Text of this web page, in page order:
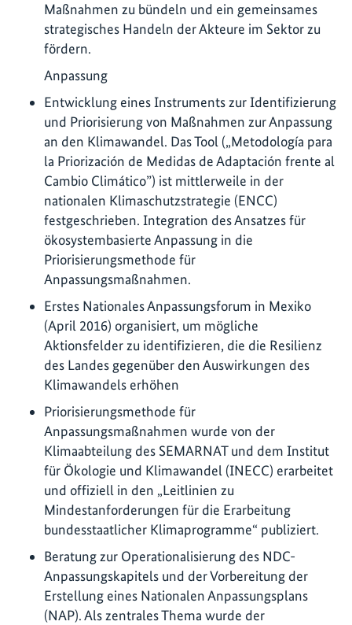
Maßnahmen zu bündeln und ein gemeinsames
strategisches Handeln der Akteure im Sektor zu
fördern.
Anpassung
Entwicklung eines Instruments zur Identifizierung
und Priorisierung von Maßnahmen zur Anpassung
an den Klimawandel. Das Tool („Metodología para
la Priorización de Medidas de Adaptación frente al
Cambio Climático”) ist mittlerweile in der
nationalen Klimaschutzstrategie (ENCC)
festgeschrieben. Integration des Ansatzes für
ökosystembasierte Anpassung in die
Priorisierungsmethode für
Anpassungsmaßnahmen.
Erstes Nationales Anpassungsforum in Mexiko
(April 2016) organisiert, um mögliche
Aktionsfelder zu identifizieren, die die Resilienz
des Landes gegenüber den Auswirkungen des
Klimawandels erhöhen
Priorisierungsmethode für
Anpassungsmaßnahmen wurde von der
Klimaabteilung des SEMARNAT und dem Institut
für Ökologie und Klimawandel (INECC) erarbeitet
und offiziell in den „Leitlinien zu
Mindestanforderungen für die Erarbeitung
bundesstaatlicher Klimaprogramme“ publiziert.
Beratung zur Operationalisierung des NDC-
Anpassungskapitels und der Vorbereitung der
Erstellung eines Nationalen Anpassungsplans
(NAP). Als zentrales Thema wurde der